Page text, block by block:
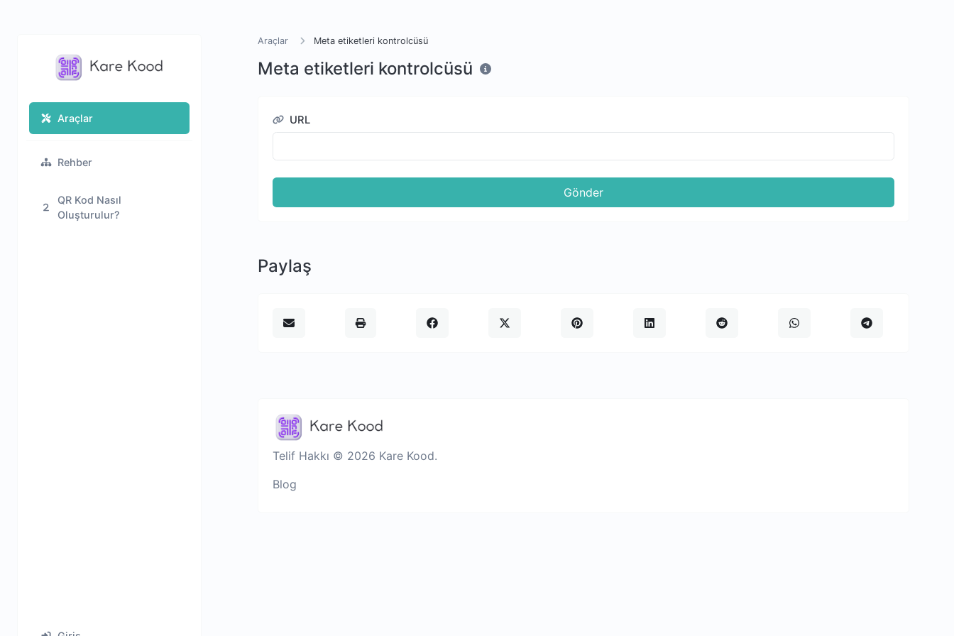
Araçlar
Rehber
QR Kod Nasıl
Oluşturulur?
Araçlar Meta etiketleri kontrolcüsü
Meta etiketleri kontrolcüsü
URL
Gönder
Paylaş
Telif Hakkı © 2026 Kare Kood.
Blog